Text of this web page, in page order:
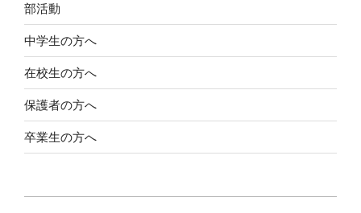
部活動
中学生の方へ
在校生の方へ
保護者の方へ
卒業生の方へ